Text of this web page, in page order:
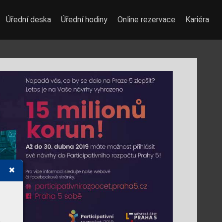
Úřední deska Úřední hodiny Online rezervace Kariéra